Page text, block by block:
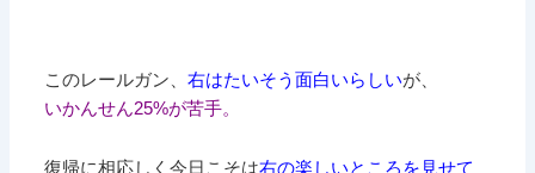
このレールガン、右はたいそう面白いらしいが、
いかんせん25%が苦手。
復帰に相応しく今日こそは右の楽しいところを見せて